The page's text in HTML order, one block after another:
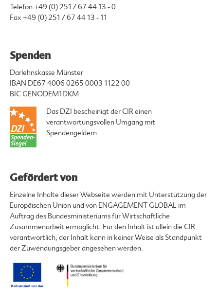
Telefon+49 (0) 251 / 67 44 13 - 0
Fax +49 (0) 251 / 67 44 13 - 11
Spenden
Darlehnskasse Münster
IBAN DE67 4006 0265 0003 1122 00
BIC GENODEM1DKM
Das DZI bescheinigt der CIR einen
verantwortungsvollen Umgang mit
Spendengeldern.
Gefördert von
Einzelne Inhalte dieser Webseite werden mit Unterstützung der
Europäischen Union und von ENGAGEMENT GLOBAL im
Auftrag des Bundesministeriums für Wirtschaftliche
Zusammenarbeit ermöglicht. Für den Inhalt ist allein die CIR
verantwortlich; der Inhalt kann in keiner Weise als Standpunkt
der Zuwendungsgeber angesehen werden.